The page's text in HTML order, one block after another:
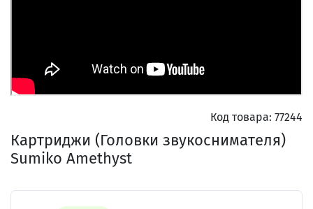
Код товара: 77244
Картриджи (Головки звукоснимателя)
Sumiko Amethyst